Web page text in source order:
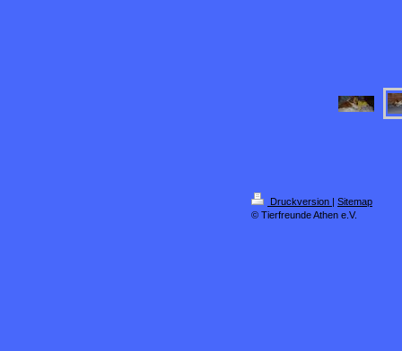
Druckversion | Sitemap
© Tierfreunde Athen e.V.